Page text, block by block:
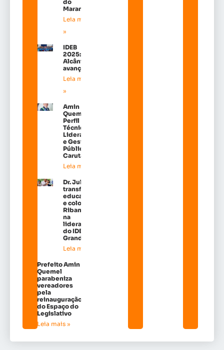
do
Maranhão
Leia mais
»
IDEB
2025:
Alcântara
avançou!
Leia mais
»
Amin
Quemel:
Perfil
Técnico de
Liderança
e Gestão
Pública em
Carutapera
Leia mais »
Dr. Julinho
transforma
educação
e coloca
Ribamar
na
liderança
do IDEB na
Grande Ilh
Leia mais »
Prefeito Amin
Quemel
parabeniza
vereadores
pela
reinauguração
do Espaço do
Legislativo
Leia mais »